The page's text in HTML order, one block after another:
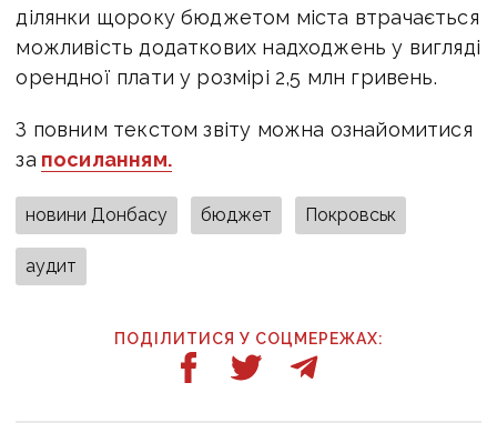
ділянки щороку бюджетом міста втрачається
можливість додаткових надходжень у вигляді
орендної плати у розмірі 2,5 млн гривень.
З повним текстом звіту можна ознайомитися
за посиланням.
новини Донбасу бюджет Покровськ
аудит
ПОДІЛИТИСЯ У СОЦМЕРЕЖАХ: